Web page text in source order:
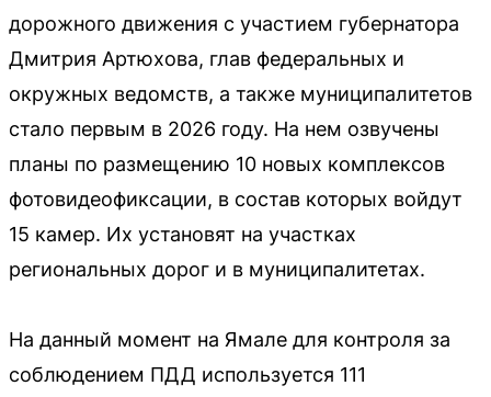
дорожного движения с участием губернатора
Дмитрия Артюхова, глав федеральных и
окружных ведомств, а также муниципалитетов
стало первым в 2026 году. На нем озвучены
планы по размещению 10 новых комплексов
фотовидеофиксации, в состав которых войдут
15 камер. Их установят на участках
региональных дорог и в муниципалитетах.
На данный момент на Ямале для контроля за
соблюдением ПДД используется 111